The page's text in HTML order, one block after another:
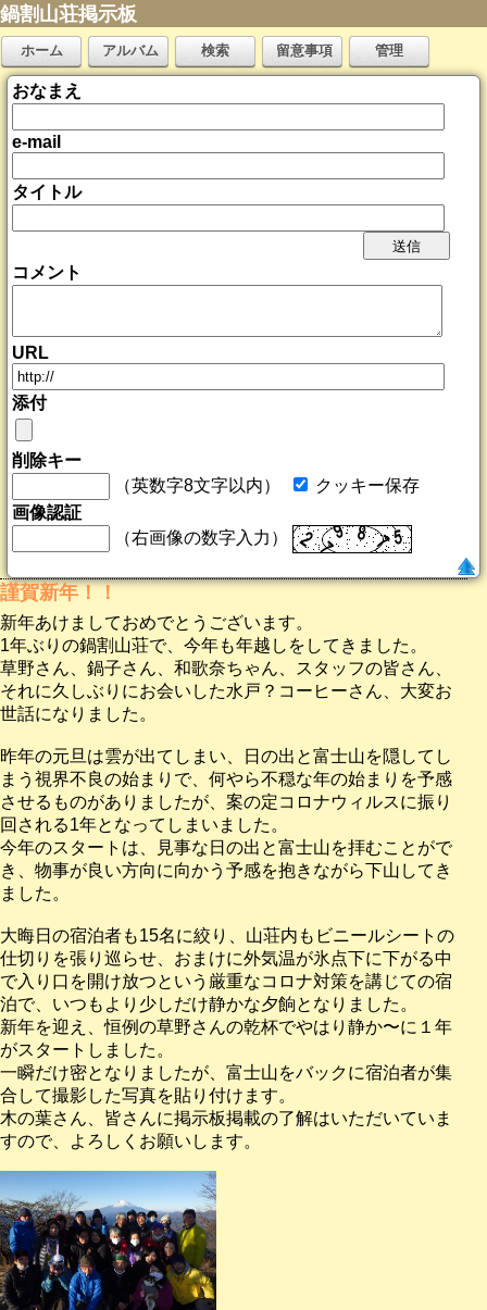
鍋割山荘掲示板
ホーム アルバム 検索 留意事項 管理
おなまえ
e-mail
タイトル
コメント
URL
添付
削除キー
（英数字8文字以内）
クッキー保存
画像認証
（右画像の数字入力）
謹賀新年！！
新年あけましておめでとうございます。
1年ぶりの鍋割山荘で、今年も年越しをしてきました。
草野さん、鍋子さん、和歌奈ちゃん、スタッフの皆さん、
それに久しぶりにお会いした水戸？コーヒーさん、大変お
世話になりました。
昨年の元旦は雲が出てしまい、日の出と富士山を隠してし
まう視界不良の始まりで、何やら不穏な年の始まりを予感
させるものがありましたが、案の定コロナウィルスに振り
回される1年となってしまいました。
今年のスタートは、見事な日の出と富士山を拝むことがで
き、物事が良い方向に向かう予感を抱きながら下山してき
ました。
大晦日の宿泊者も15名に絞り、山荘内もビニールシートの
仕切りを張り巡らせ、おまけに外気温が氷点下に下がる中
で入り口を開け放つという厳重なコロナ対策を講じての宿
泊で、いつもより少しだけ静かな夕餉となりました。
新年を迎え、恒例の草野さんの乾杯でやはり静か〜に１年
がスタートしました。
一瞬だけ密となりましたが、富士山をバックに宿泊者が集
合して撮影した写真を貼り付けます。
木の葉さん、皆さんに掲示板掲載の了解はいただいていま
すので、よろしくお願いします。